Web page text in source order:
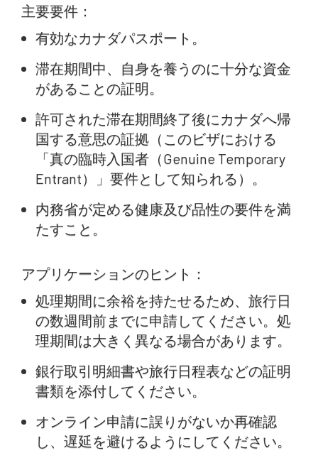
主要要件：
有効なカナダパスポート。
滞在期間中、自身を養うのに十分な資金
があることの証明。
許可された滞在期間終了後にカナダへ帰
国する意思の証拠（このビザにおける
「真の臨時入国者（Genuine Temporary
Entrant）」要件として知られる）。
内務省が定める健康及び品性の要件を満
たすこと。
アプリケーションのヒント：
処理期間に余裕を持たせるため、旅行日
の数週間前までに申請してください。処
理期間は大きく異なる場合があります。
銀行取引明細書や旅行日程表などの証明
書類を添付してください。
オンライン申請に誤りがないか再確認
し、遅延を避けるようにしてください。